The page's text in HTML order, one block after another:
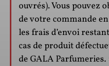
ouvrés). Vous pouvez
de votre commande
les frais d’envoi
cas de produit
de GALA Parfumeries.